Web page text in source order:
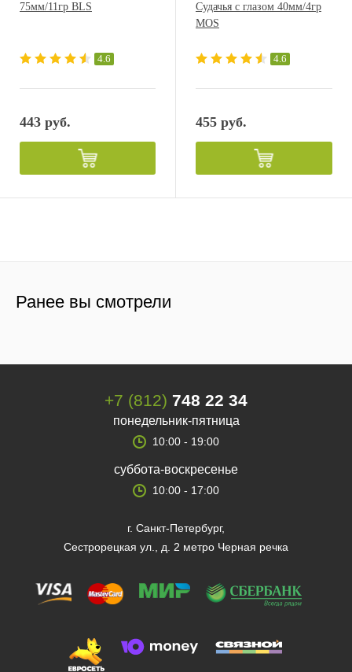
75мм/11гр BLS
4.6
443 руб.
Судачья с глазом 40мм/4гр
MOS
4.6
455 руб.
Ранее вы смотрели
+7 (812) 748 22 34
понедельник-пятница
10:00 - 19:00
суббота-воскресенье
10:00 - 17:00
г. Санкт-Петербург,
Сестрорецкая ул., д. 2 метро Черная речка